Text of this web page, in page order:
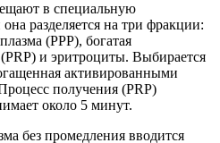
в специальную
разделяется на три фракции:
(PPP), богатая
и эритроциты. Выбирается
активированными
получения (PRP)
около 5 минут.
без промедления вводится